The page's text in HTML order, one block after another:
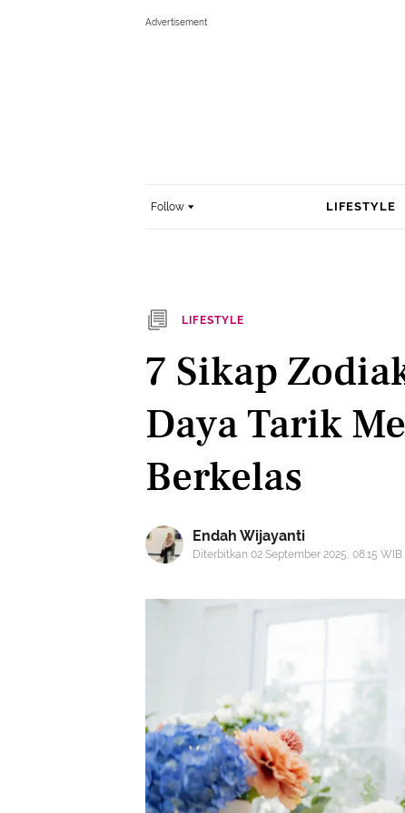
Follow LIFESTYLE
LIFESTYLE
7 Sikap
Daya Tarik
Berkelas
Endah Wijayanti
Diterbitkan 02 September 2025, 08:15 WIB